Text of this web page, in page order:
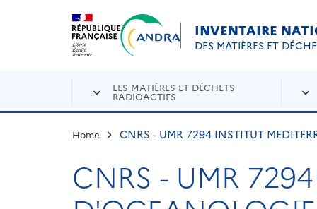
Aller au contenu principal
INVENTAIRE
DES MATIÈRES ET
LES MATIÈRES ET DÉCHETS
RADIOACTIFS
Home CNRS - UMR 7294 INSTITUT
CNRS - UMR